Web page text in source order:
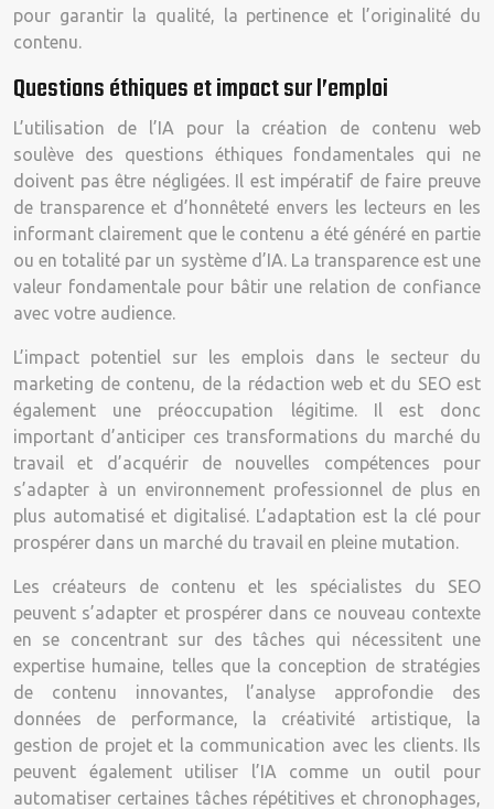
pour garantir la qualité, la pertinence et l’originalité du
contenu.
Questions éthiques et impact sur l’emploi
L’utilisation de l’IA pour la création de contenu web
soulève des questions éthiques fondamentales qui ne
doivent pas être négligées. Il est impératif de faire preuve
de transparence et d’honnêteté envers les lecteurs en les
informant clairement que le contenu a été généré en partie
ou en totalité par un système d’IA. La transparence est une
valeur fondamentale pour bâtir une relation de confiance
avec votre audience.
L’impact potentiel sur les emplois dans le secteur du
marketing de contenu, de la rédaction web et du SEO est
également une préoccupation légitime. Il est donc
important d’anticiper ces transformations du marché du
travail et d’acquérir de nouvelles compétences pour
s’adapter à un environnement professionnel de plus en
plus automatisé et digitalisé. L’adaptation est la clé pour
prospérer dans un marché du travail en pleine mutation.
Les créateurs de contenu et les spécialistes du SEO
peuvent s’adapter et prospérer dans ce nouveau contexte
en se concentrant sur des tâches qui nécessitent une
expertise humaine, telles que la conception de stratégies
de contenu innovantes, l’analyse approfondie des
données de performance, la créativité artistique, la
gestion de projet et la communication avec les clients. Ils
peuvent également utiliser l’IA comme un outil pour
automatiser certaines tâches répétitives et chronophages,